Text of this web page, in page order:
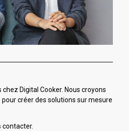
Digital Cooker. Nous croyons
créer des solutions sur mesure
contacter.